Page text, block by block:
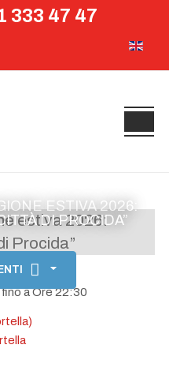
333 47 47
ESTIVA 2026:
DI PROCIDA”
a Ore 22:30